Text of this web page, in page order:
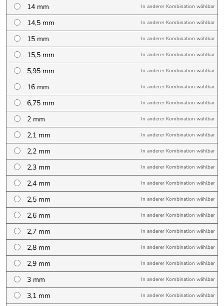
14 mm In anderer Kombination wählbar
14,5 mm In anderer Kombination wählbar
15 mm In anderer Kombination wählbar
15,5 mm In anderer Kombination wählbar
5,95 mm In anderer Kombination wählbar
16 mm In anderer Kombination wählbar
6,75 mm In anderer Kombination wählbar
2 mm In anderer Kombination wählbar
2,1 mm In anderer Kombination wählbar
2,2 mm In anderer Kombination wählbar
2,3 mm In anderer Kombination wählbar
2,4 mm In anderer Kombination wählbar
2,5 mm In anderer Kombination wählbar
2,6 mm In anderer Kombination wählbar
2,7 mm In anderer Kombination wählbar
2,8 mm In anderer Kombination wählbar
2,9 mm In anderer Kombination wählbar
3 mm In anderer Kombination wählbar
3,1 mm In anderer Kombination wählbar